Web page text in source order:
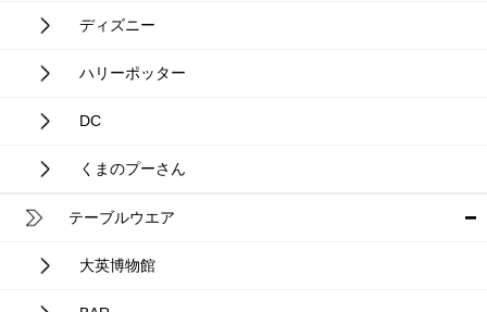
ディズニー
ハリーポッター
DC
くまのプーさん
テーブルウエア
大英博物館